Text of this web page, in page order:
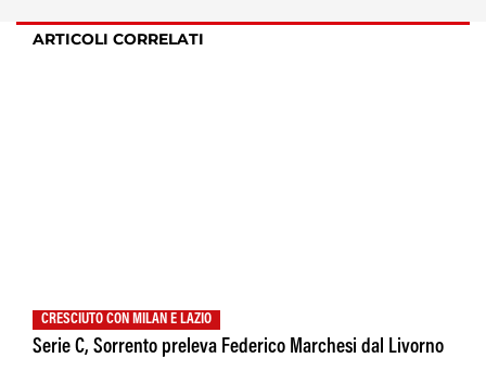
ARTICOLI CORRELATI
CRESCIUTO CON MILAN E LAZIO
Serie C, Sorrento preleva Federico Marchesi dal Livorno